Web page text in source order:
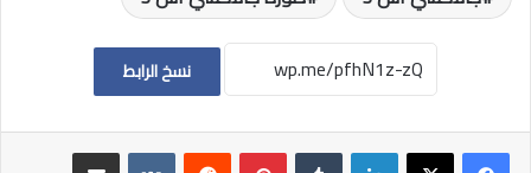
نسخ الرابط
لينكدإن بينتيريست
مشاركة عبر البريد